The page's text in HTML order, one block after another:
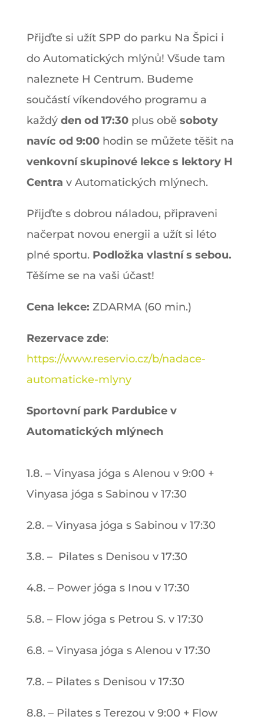
Přijďte si užít SPP do parku Na Špici i
do Automatických mlýnů! Všude tam
naleznete H Centrum. Budeme
součástí víkendového programu a
každýden od 17:30plus obě soboty
navíc od 9:00hodin se můžete těšit na
venkovní skupinové lekce s lektory H
Centra v Automatických mlýnech.
Přijďte s dobrou náladou, připraveni
načerpat novou energii a užít si léto
plné sportu. Podložka vlastní s sebou.
Těšíme se na vaši účast!
Cena lekce: ZDARMA (60 min.)
Rezervace zde:
https://www.reservio.cz/b/nadace-
automaticke-mlyny
Sportovní park Pardubice v
Automatických mlýnech
1.8. – Vinyasa jóga s Alenou v 9:00 +
Vinyasa jóga s Sabinou v 17:30
2.8. – Vinyasa jóga s Sabinou v 17:30
3.8. – Pilates s Denisou v 17:30
4.8. – Power jóga s Inou v 17:30
5.8. – Flow jóga s Petrou S. v 17:30
6.8. – Vinyasa jóga s Alenou v 17:30
7.8. – Pilates s Denisou v 17:30
8.8. – Pilates s Terezou v 9:00 + Flow